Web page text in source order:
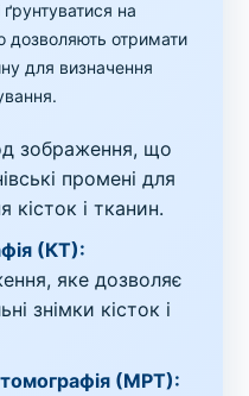
на
дозволяють отримати
для визначення
зображення, що
промені для
і тканин.
(КТ):
яке дозволяє
знімки кісток і
(МРТ):